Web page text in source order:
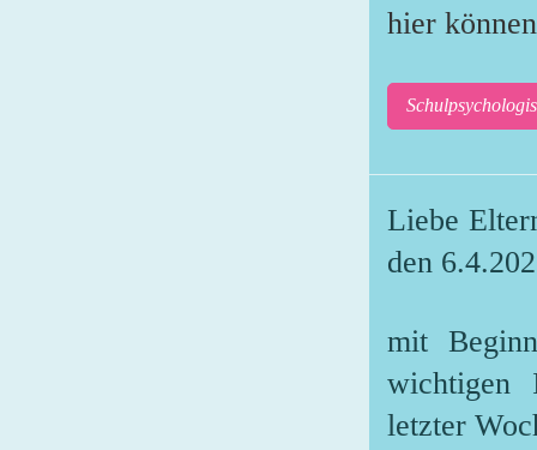
hier
Liebe
den
mit
wichtigen
letzter